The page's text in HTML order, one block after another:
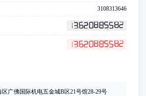
3108313646
广佛国际机电五金城B区21号馆28-29号